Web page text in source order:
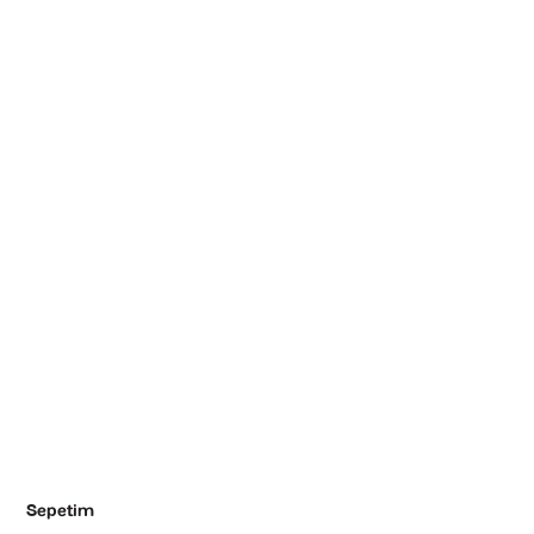
Sepetim